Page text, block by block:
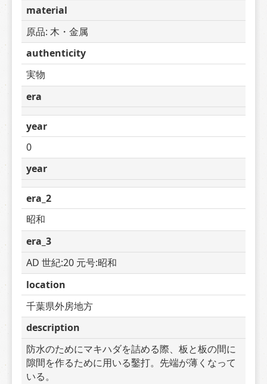
material
原品: 木・金属
authenticity
実物
era
year
0
year
era_2
昭和
era_3
AD 世紀:20 元号:昭和
location
千葉県外房地方
description
防水のためにマキハダを詰める際、板と板の間に
隙間を作るために用いる鑿打。先端が薄くなって
いる。